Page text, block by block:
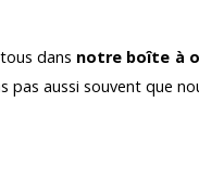
dans notre boîte à
pas aussi souvent que